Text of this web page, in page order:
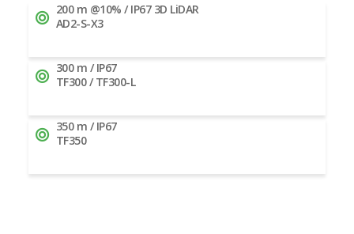
200 m @10% / IP67 3D LiDAR
AD2-S-X3
300 m / IP67
TF300 / TF300-L
350 m / IP67
TF350